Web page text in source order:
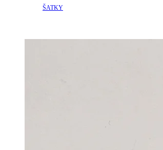
ŠATKY